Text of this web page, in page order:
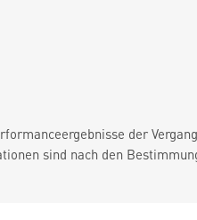
der
sind nach den